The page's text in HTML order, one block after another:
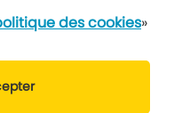
des cookies»